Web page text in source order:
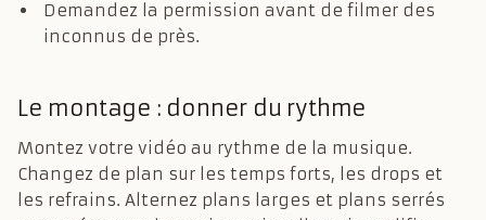
Demandez la permission avant de filmer des
inconnus de près.
Le montage : donner du rythme
Montez votre vidéo au rythme de la musique.
Changez de plan sur les temps forts, les drops et
les refrains. Alternez plans larges et plans serrés